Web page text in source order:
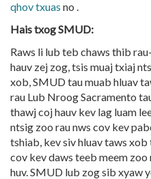
qhov txuas no .
Hais txog SMUD:
Raws li lub teb chaws thib
hauv zej zog, tsis muaj txiaj
xob, SMUD tau muab hluav
rau Lub Nroog Sacramento
thawj coj hauv kev lag luam
ntsig zoo rau nws cov kev
tshiab, kev siv hluav taws
cov kev daws teeb meem zoo
huv. SMUD lub zog sib xyaw